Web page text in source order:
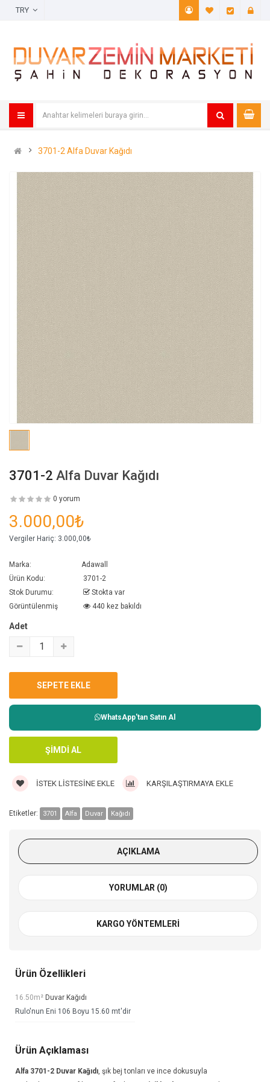
A. Listem
3701-2 Alfa Duvar Kağıdı
3701-2 Alfa Duvar Kağıdı
0 yorum
3.000,00₺
Vergiler Hariç: 3.000,00₺
Marka:
Adawall
Ürün Kodu:
3701-2
Stok Durumu:
Stokta var
Görüntülenmiş
440 kez bakıldı
Adet
WhatsApp'tan Satın Al
İSTEK LISTESINE EKLE KARŞILAŞTIRMAYA EKLE
Etiketler: 3701 Alfa Duvar Kağıdı
AÇIKLAMA
YORUMLAR (0)
KARGO YÖNTEMLERI
Ürün Özellikleri
16.50m² Duvar Kağıdı
Rulo'nun Eni 106 Boyu 15.60 mt'dir
Ürün Açıklaması
Alfa 3701-2 Duvar Kağıdı , şık bej tonları ve ince dokusuyla